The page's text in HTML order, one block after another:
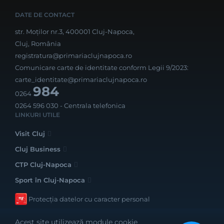
DATE DE CONTACT
str. Moților nr.3, 400001 Cluj-Napoca,
Cluj, România
registratura@primariaclujnapoca.ro
Comunicare carte de identitate conform Legii 9/2023:
carte_identitate@primariaclujnapoca.ro
0264984
0264 596 030 - Centrala telefonica
LINKURI UTILE
Visit Cluj
Cluj Business
CTP Cluj-Napoca
Sport în Cluj-Napoca
Protecția datelor cu caracter personal
Acest site utilizează module cookie